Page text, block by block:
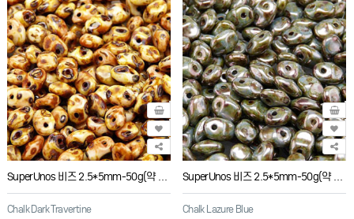
SuperUnos 비즈 2.5*5mm-50g(약 650개)
Chalk Dark Travertine
SuperUnos 비즈 2.5*5mm-50g(약 650개)
Chalk Lazure Blue